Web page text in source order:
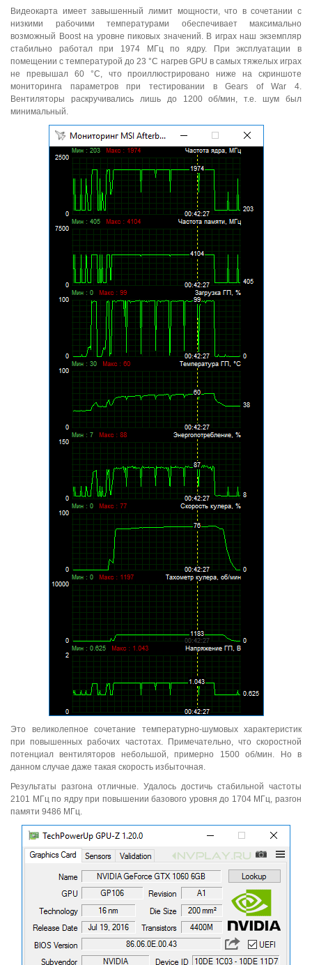
Видеокарта имеет завышенный лимит мощности, что в сочетании с
низкими рабочими температурами обеспечивает максимально
возможный Boost на уровне пиковых значений. В играх наш экземпляр
стабильно работал при 1974 МГц по ядру. При эксплуатации в
помещении с температурой до 23 °C нагрев GPU в самых тяжелых играх
не превышал 60 °C, что проиллюстрировано ниже на скриншоте
мониторинга параметров при тестировании в Gears of War 4.
Вентиляторы раскручивались лишь до 1200 об/мин, т.е. шум был
минимальный.
Это великолепное сочетание температурно-шумовых характеристик
при повышенных рабочих частотах. Примечательно, что скоростной
потенциал вентиляторов небольшой, примерно 1500 об/мин. Но в
данном случае даже такая скорость избыточная.
Результаты разгона отличные. Удалось достичь стабильной частоты
2101 МГц по ядру при повышении базового уровня до 1704 МГц, разгон
памяти 9486 МГц.